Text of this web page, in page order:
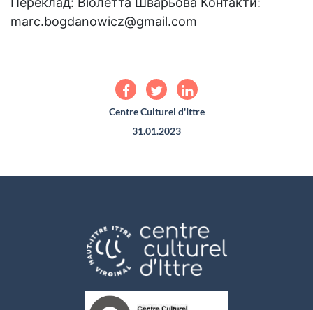
marc.bogdanowicz@gmail.com
Centre Culturel d'Ittre
31.01.2023